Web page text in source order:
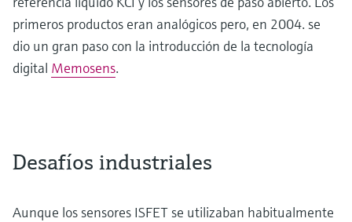
primeros productos eran analógicos pero, en 2004. se
dio un gran paso con la introducción de la tecnología
digital Memosens.
Desafíos industriales
Aunque los sensores ISFET se utilizaban habitualmente